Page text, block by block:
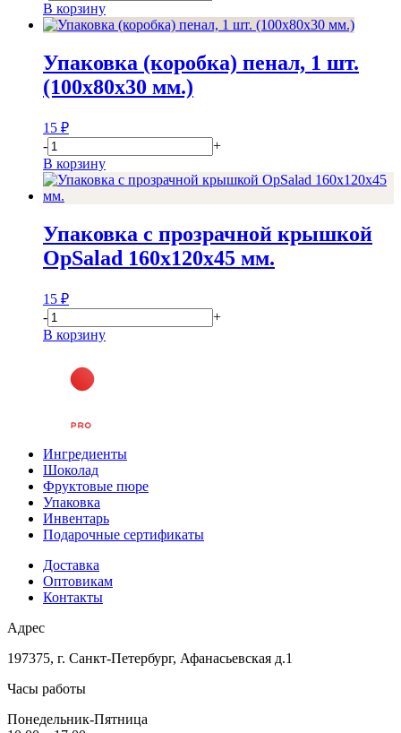
В корзину
Упаковка (коробка) пенал, 1 шт.
(100х80х30 мм.)
15 ₽
-
+
В корзину
Упаковка с прозрачной крышкой
OpSalad 160x120x45 мм.
15 ₽
-
+
В корзину
Ингредиенты
Шоколад
Фруктовые пюре
Упаковка
Инвентарь
Подарочные сертификаты
Доставка
Оптовикам
Контакты
Адрес
197375, г. Санкт-Петербург, Афанасьевская д.1
Часы работы
Понедельник-Пятница